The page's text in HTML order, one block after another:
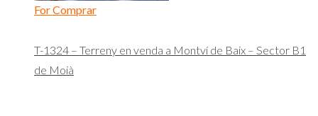
For Comprar
T-1324 – Terreny en venda a Montví de Baix – Sector B1
de Moià